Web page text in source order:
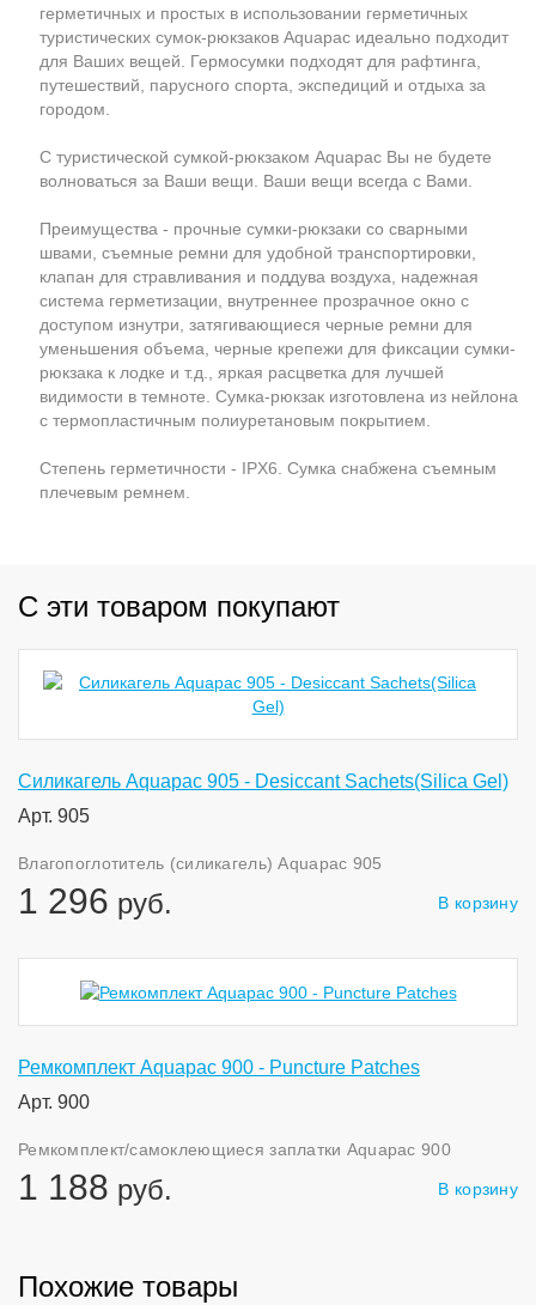
герметичных и простых в использовании герметичных
туристических сумок-рюкзаков Aquapac идеально подходит
для Ваших вещей. Гермосумки подходят для рафтинга,
путешествий, парусного спорта, экспедиций и отдыха за
городом.
С туристической сумкой-рюкзаком Aquapac Вы не будете
волноваться за Ваши вещи. Ваши вещи всегда с Вами.
Преимущества - прочные сумки-рюкзаки со сварными
швами, съемные ремни для удобной транспортировки,
клапан для стравливания и поддува воздуха, надежная
система герметизации, внутреннее прозрачное окно с
доступом изнутри, затягивающиеся черные ремни для
уменьшения объема, черные крепежи для фиксации сумки-
рюкзака к лодке и т.д., яркая расцветка для лучшей
видимости в темноте. Сумка-рюкзак изготовлена из нейлона
с термопластичным полиуретановым покрытием.
Степень герметичности - IPX6. Сумка снабжена съемным
плечевым ремнем.
С эти товаром покупают
Силикагель Aquapac 905 - Desiccant Sachets(Silica Gel)
Арт. 905
Влагопоглотитель (силикагель) Aquapac 905
1 296 руб. В корзину
Ремкомплект Aquapac 900 - Puncture Patches
Арт. 900
Ремкомплект/самоклеющиеся заплатки Aquapac 900
1 188 руб. В корзину
Похожие товары